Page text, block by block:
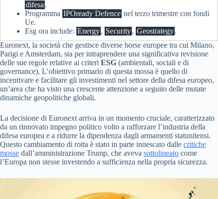
difesa .
Programma IPOready Defence nel terzo trimestre con fondi
Ue.
Esg ora include: Energy, Security, Geostrategy.
Euronext, la società che gestisce diverse borse europee tra cui Milano,
Parigi e Amsterdam, sta per intraprendere una significativa revisione
delle sue regole relative ai criteri ESG (ambientali, sociali e di
governance). L’obiettivo primario di questa mossa è quello di
incentivare e facilitare gli investimenti nel settore della difesa europeo,
un’area che ha visto una crescente attenzione a seguito delle mutate
dinamiche geopolitiche globali.
La decisione di Euronext arriva in un momento cruciale, caratterizzato
da un rinnovato impegno politico volto a rafforzare l’industria della
difesa europea e a ridurre la dipendenza dagli armamenti statunitensi.
Questo cambiamento di rotta è stato in parte innescato dalle critiche
mosse dall’amministrazione Trump, che aveva sottolineato come
l’Europa non stesse investendo a sufficienza nella propria sicurezza.